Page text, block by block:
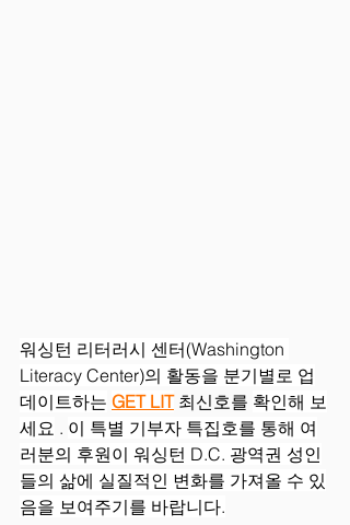
워싱턴 리터러시 센터(Washington
Literacy Center)의 활동을 분기별로 업
데이트하는 GET LIT 최신호를 확인해 보
세요 . 이 특별 기부자 특집호를 통해 여
러분의 후원이 워싱턴 D.C. 광역권 성인
들의 삶에 실질적인 변화를 가져올 수 있
음을 보여주기를 바랍니다.